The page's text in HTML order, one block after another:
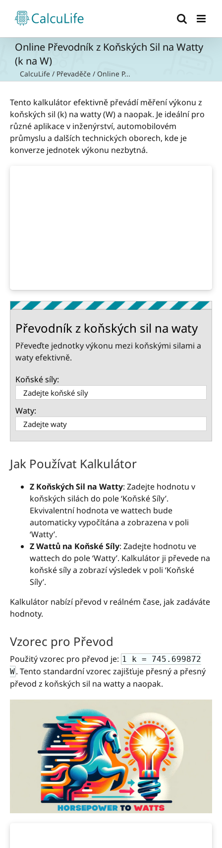
obsah
Online Převodník z Koňských Sil na Watty
(k na W)
CalcuLife / Převaděče / Online P...
Tento kalkulátor efektivně převádí měření výkonu z
koňských sil (k) na watty (W) a naopak. Je ideální pro
různé aplikace v inženýrství, automobilovém
průmyslu a dalších technických oborech, kde je
konverze jednotek výkonu nezbytná.
Převodník z koňských sil na waty
Převeďte jednotky výkonu mezi koňskými silami a
waty efektivně.
Koňské síly:
Waty:
Jak Používat Kalkulátor
Z Koňských Sil na Watty: Zadejte hodnotu v
koňských silách do pole ‘Koňské Síly’.
Ekvivalentní hodnota ve wattech bude
automaticky vypočítána a zobrazena v poli
‘Watty’.
Z Wattů na Koňské Síly: Zadejte hodnotu ve
wattech do pole ‘Watty’. Kalkulátor ji převede na
koňské síly a zobrazí výsledek v poli ‘Koňské
Síly’.
Kalkulátor nabízí převod v reálném čase, jak zadáváte
hodnoty.
Vzorec pro Převod
Použitý vzorec pro převod je: 1 k = 745.699872
W. Tento standardní vzorec zajišťuje přesný a přesný
převod z koňských sil na watty a naopak.